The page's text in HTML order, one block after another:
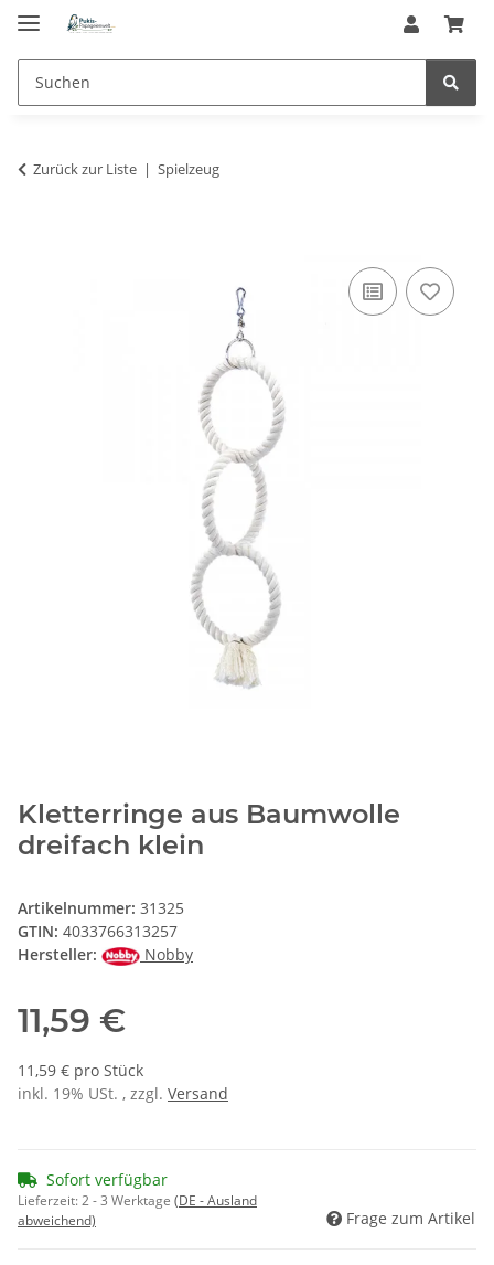
Zurück zur Liste Spielzeug
Kletterringe aus Baumwolle
dreifach klein
Artikelnummer: 31325
GTIN: 4033766313257
Hersteller:
Nobby
11,59 €
11,59 € pro Stück
inkl. 19% USt. , zzgl. Versand
Sofort verfügbar
Lieferzeit:2 - 3 Werktage (DE - Ausland
abweichend)
Frage zum Artikel